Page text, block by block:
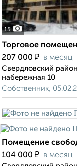
15
Торговое
207 000 ₽ в месяц
Свердловский
набережная 10
Собственник,
Помещение
104 000 ₽ в месяц